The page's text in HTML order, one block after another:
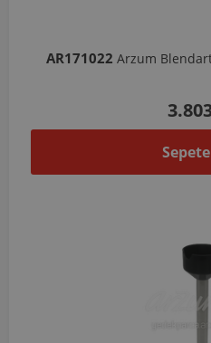
AR171022 Arzum Blendart